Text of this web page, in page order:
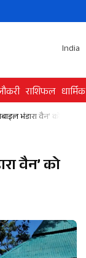
India
राशिफल धार्मिक
भंडारा वैन’ को दिखाई
वैन’ को